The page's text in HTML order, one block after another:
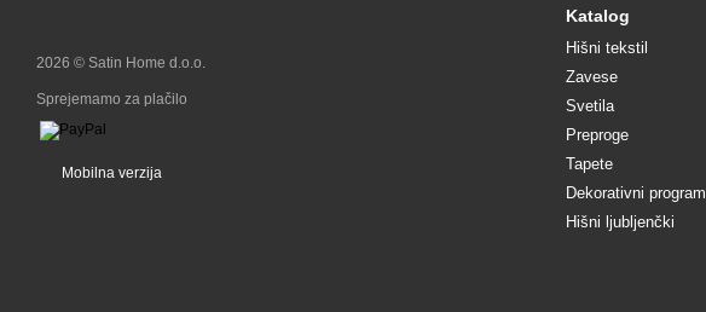
2026 © Satin Home d.o.o.
Sprejemamo za plačilo
Mobilna verzija
Katalog
Hišni tekstil
Zavese
Svetila
Preproge
Tapete
Dekorativni program
Hišni ljubljenčki